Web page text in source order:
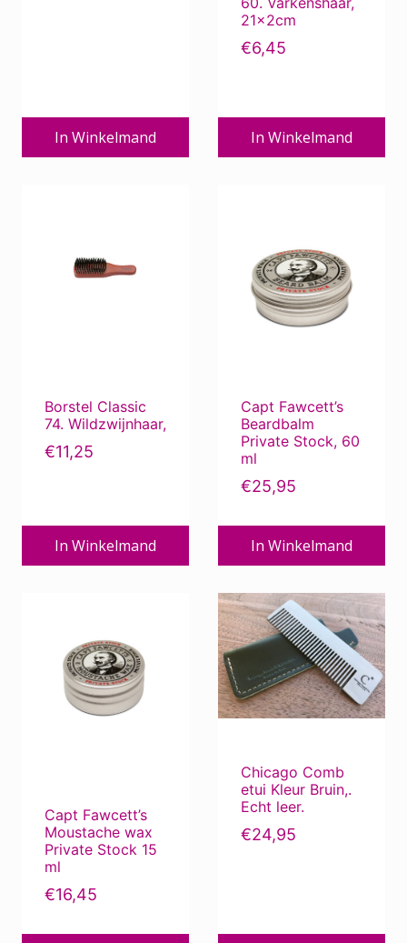
In Winkelmand
21x2cm
€6,45
In Winkelmand
Borstel Classic
74. Wildzwijnhaar,
€11,25
In Winkelmand
Capt Fawcett’s
Beardbalm
Private Stock, 60
ml
€25,95
In Winkelmand
Capt Fawcett’s
Moustache wax
Private Stock 15
ml
€16,45
Chicago Comb
etui Kleur Bruin,.
Echt leer.
€24,95